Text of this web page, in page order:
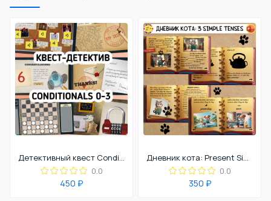
Детективный квест Conditionals 0-3
0.0
450 ₽
Дневник кота: Present Simple, Past Simple, Future Simple
0.0
350 ₽